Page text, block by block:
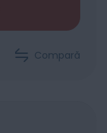
Compară